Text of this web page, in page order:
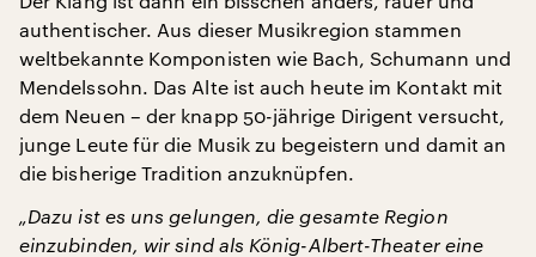
authentischer. Aus dieser Musikregion stammen
weltbekannte Komponisten wie Bach, Schumann und
Mendelssohn. Das Alte ist auch heute im Kontakt mit
dem Neuen – der knapp 50-jährige Dirigent versucht,
junge Leute für die Musik zu begeistern und damit an
die bisherige Tradition anzuknüpfen.
„Dazu ist es uns gelungen, die gesamte Region
einzubinden, wir sind als König-Albert-Theater eine